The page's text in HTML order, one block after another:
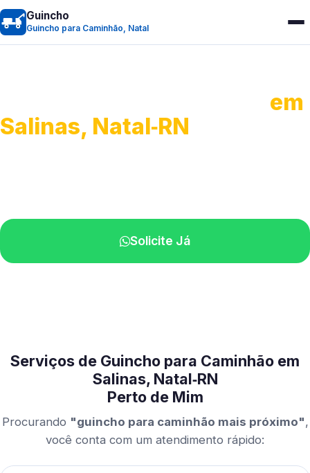
Guincho
Guincho para Caminhão, Natal
em
Salinas, Natal‑RN
Solicite Já
Serviços de Guincho para Caminhão em
Salinas, Natal‑RN
Perto de Mim
Procurando "guincho para caminhão mais próximo",
você conta com um atendimento rápido: